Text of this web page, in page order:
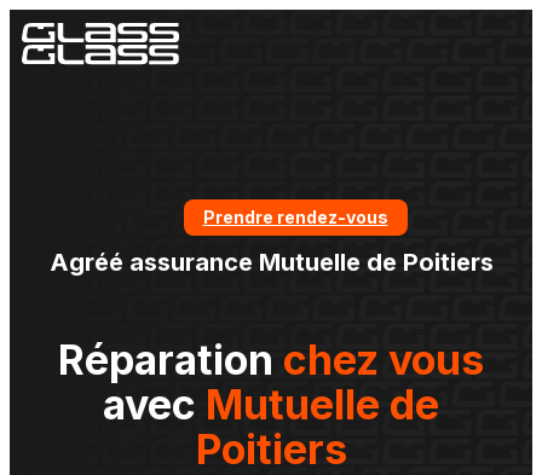
Prendre rendez-vous
Agréé assurance Mutuelle de Poitiers
Réparation chez vous
avec Mutuelle de
Poitiers